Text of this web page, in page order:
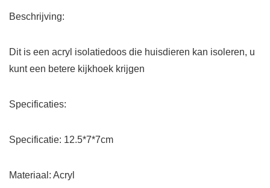
Beschrijving:
Dit is een acryl isolatiedoos die huisdieren kan isoleren, u
kunt een betere kijkhoek krijgen
Specificaties:
Specificatie: 12.5*7*7cm
Materiaal: Acryl